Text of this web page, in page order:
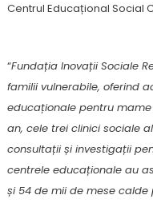
Centrul Educațional Social
“Fundația Inovații Sociale
familii vulnerabile, oferind
educaționale pentru
an, cele trei clinici sociale
consultații și investigații
centrele educaționale au
și 54 de mii de mese